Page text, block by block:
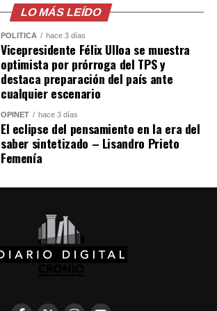
LO MÁS LEÍDO
POLÍTICA hace 3 días
Vicepresidente Félix Ulloa se muestra
optimista por prórroga del TPS y
destaca preparación del país ante
cualquier escenario
OPINET hace 3 días
El eclipse del pensamiento en la era del
saber sintetizado – Lisandro Prieto
Femenía